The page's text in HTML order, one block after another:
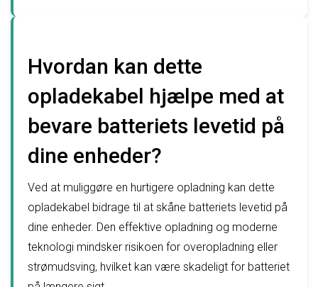
Hvordan kan dette
opladekabel hjælpe med at
bevare batteriets levetid på
dine enheder?
Ved at muliggøre en hurtigere opladning kan dette
opladekabel bidrage til at skåne batteriets levetid på
dine enheder. Den effektive opladning og moderne
teknologi mindsker risikoen for overopladning eller
strømudsving, hvilket kan være skadeligt for batteriet